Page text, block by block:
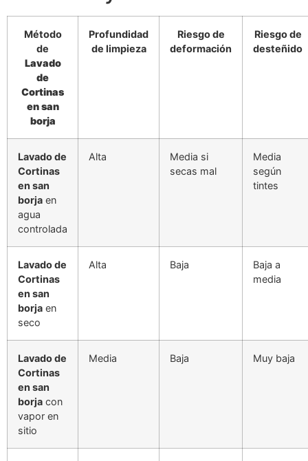
Método
de
Lavado
de
Cortinas
en san
borja
Profundidad
de limpieza
Riesgo de
deformación
Riesgo de
desteñido
Lavado de
Cortinas
en san
borja en
agua
controlada
Alta
Media si
secas mal
Media
según
tintes
Lavado de
Cortinas
en san
borja en
seco
Alta Baja
Baja a
media
Lavado de
Cortinas
en san
borja con
vapor en
sitio
Media Baja Muy baja